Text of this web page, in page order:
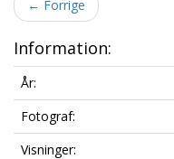
← Forrige
Information:
År:
Fotograf:
Visninger: